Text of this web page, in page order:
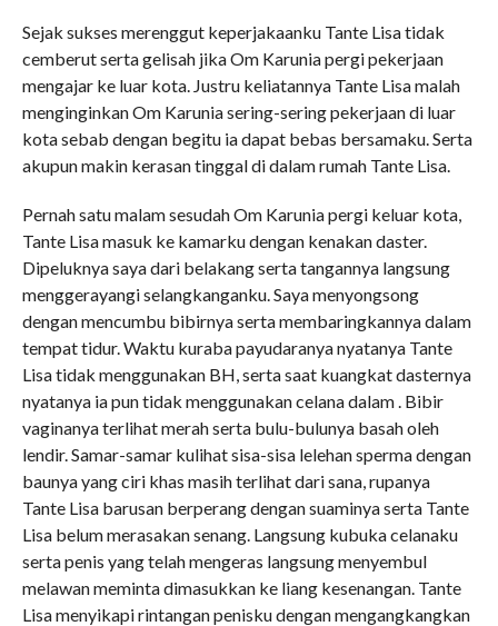
Sejak sukses merenggut keperjakaanku Tante Lisa tidak
cemberut serta gelisah jika Om Karunia pergi pekerjaan
mengajar ke luar kota. Justru keliatannya Tante Lisa malah
menginginkan Om Karunia sering-sering pekerjaan di luar
kota sebab dengan begitu ia dapat bebas bersamaku. Serta
akupun makin kerasan tinggal di dalam rumah Tante Lisa.
Pernah satu malam sesudah Om Karunia pergi keluar kota,
Tante Lisa masuk ke kamarku dengan kenakan daster.
Dipeluknya saya dari belakang serta tangannya langsung
menggerayangi selangkanganku. Saya menyongsong
dengan mencumbu bibirnya serta membaringkannya dalam
tempat tidur. Waktu kuraba payudaranya nyatanya Tante
Lisa tidak menggunakan BH, serta saat kuangkat dasternya
nyatanya ia pun tidak menggunakan celana dalam . Bibir
vaginanya terlihat merah serta bulu-bulunya basah oleh
lendir. Samar-samar kulihat sisa-sisa lelehan sperma dengan
baunya yang ciri khas masih terlihat dari sana, rupanya
Tante Lisa barusan berperang dengan suaminya serta Tante
Lisa belum merasakan senang. Langsung kubuka celanaku
serta penis yang telah mengeras langsung menyembul
melawan meminta dimasukkan ke liang kesenangan. Tante
Lisa menyikapi rintangan penisku dengan mengangkangkan